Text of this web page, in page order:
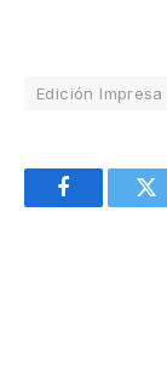
Edición Impresa
Facebook